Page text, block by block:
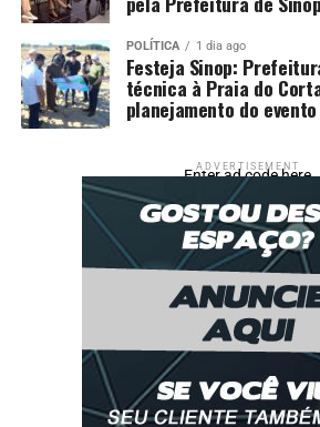
POLÍTICA 1 dia ago
Festeja Sinop:
técnica à Praia do
planejamento do evento
ADVERTISEMENT
Enter ad code here